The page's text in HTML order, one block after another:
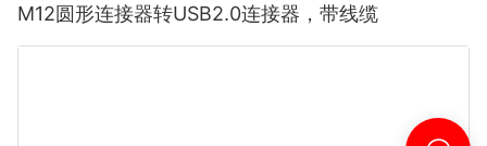
M12圆形连接器转USB2.0连接器，带线缆